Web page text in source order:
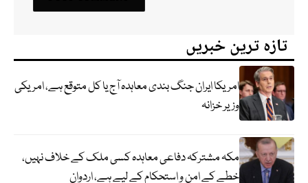
تازہ ترین خبریں
امریکا ایران جنگ بندی معاہدہ آج یا کل متوقع ہے، امریکی
وزیر خزانہ
مکہ مشترکہ دفاعی معاہدہ کسی ملک کے خلاف نہیں،
خطے کے امن و استحکام کے لیے ہے، اردوان